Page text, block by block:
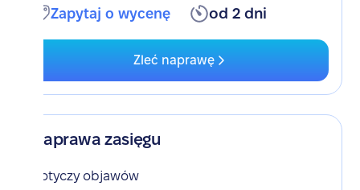
Zapytaj o wycenę od 2 dni
Zleć naprawę
Naprawa zasięgu
Dotyczy objawów